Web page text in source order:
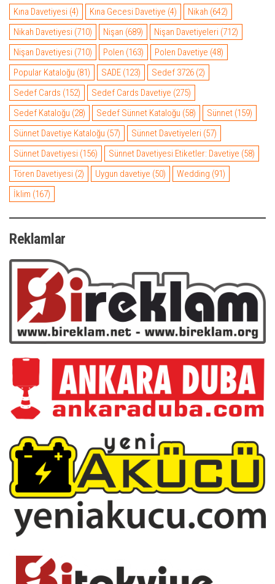
Kına Davetiyesi (4) Kına Gecesi Davetiye (4) Nikah (642)
Nikah Davetiyesi (710) Nişan (689) Nişan Davetiyeleri (712)
Nişan Davetiyesi (710) Polen (163) Polen Davetiye (48)
Popular Kataloğu (81) SADE (123) Sedef 3726 (2)
Sedef Cards (152) Sedef Cards Davetiye (275)
Sedef Kataloğu (28) Sedef Sünnet Kataloğu (58) Sünnet (159)
Sünnet Davetiye Kataloğu (57) Sünnet Davetiyeleri (57)
Sünnet Davetiyesi (156) Sünnet Davetiyesi Etiketler: Davetiye (58)
Tören Davetiyesi (2) Uygun davetiye (50) Wedding (91)
İklim (167)
Reklamlar